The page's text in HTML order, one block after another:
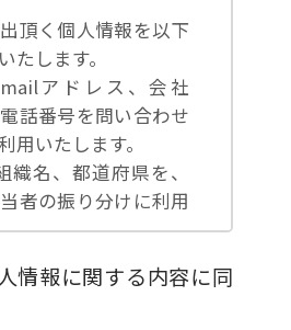
頂く個人情報を以下
たします。
アドレス、会社
話番号を問い合わせ
用いたします。
織名、都道府県を、
者の振り分けに利用
容について集計分析
品・サービスの企画
業活動の参考にいた
情報に関する内容に同